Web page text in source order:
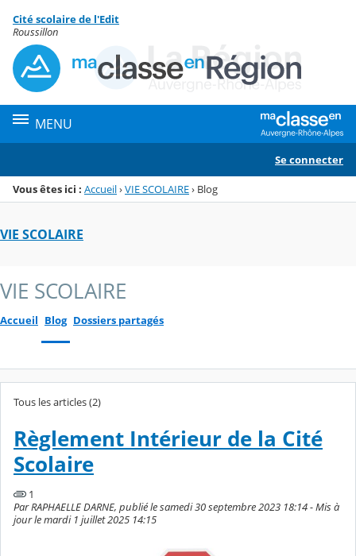
Menu de la rubrique
Contenu
Cité scolaire de l'Edit
Roussillon
MENU
Se connecter
Vous êtes ici : Accueil›VIE SCOLAIRE› Blog
VIE SCOLAIRE
VIE SCOLAIRE
Accueil Blog Dossiers partagés
Tous les articles (2)
Règlement Intérieur de la Cité
Scolaire
1
Par RAPHAELLE DARNE, publié le samedi 30 septembre 2023 18:14 - Mis à
jour le mardi 1 juillet 2025 14:15